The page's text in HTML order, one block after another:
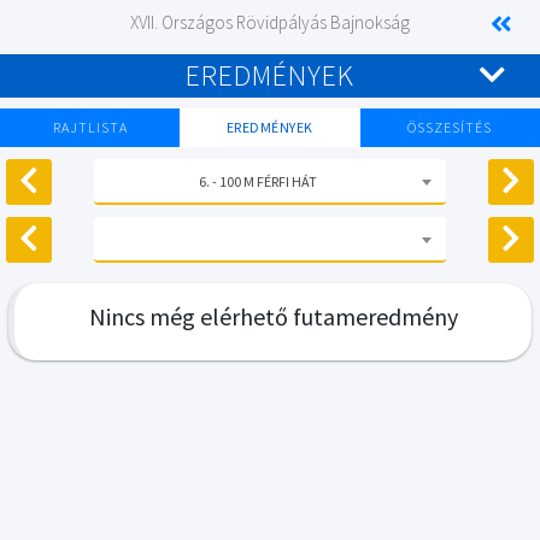
XVII. Országos Rövidpályás Bajnokság
EREDMÉNYEK
RAJTLISTA EREDMÉNYEK ÖSSZESÍTÉS
6. - 100 M FÉRFI HÁT
Nincs még elérhető futameredmény